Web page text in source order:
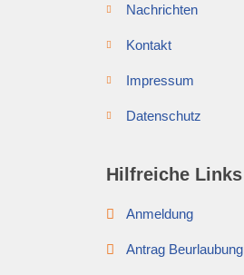
Nachrichten
Kontakt
Impressum
Datenschutz
Hilfreiche Links
Anmeldung
Antrag Beurlaubung